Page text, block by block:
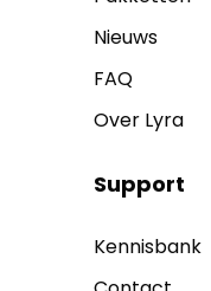
Nieuws
FAQ
Over Lyra
Support
Kennisbank